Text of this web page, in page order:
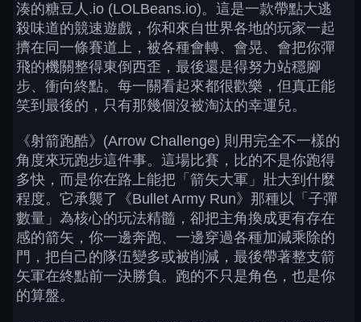
湊的糖豆人.io (LOLBeans.io)。這是一款帶點大逃
殺味道的競速遊戲，你和來自世界各地的玩家一起
擠在同一條賽道上，被各種會轉、會晃、會把你彈
飛的機關整得東倒西歪，最後還是得努力站穩腳
步、衝向終點。每一關看起來都很歡樂，但真正能
笑到最後的，只有那幾個沒被淘汰的幸運兒。
《射箭跑酷》(Arrow Challenge) 則用完全不一樣的
角度來玩跑步這件事。這場比賽，比的不是你跑得
多快，而是你在路上能把「箭矢大軍」壯大到什麼
程度。它承襲了《Bullet Army Run》那種以「子彈
數量」為核心的玩法精髓，卻把主角換成更有存在
感的箭矢，你一邊奔跑、一邊穿過各種加減乘除的
門，把自己的隊伍變多或被削減，最後帶著整支箭
矢軍在終點前一決勝負。跑的不只是角色，也是你
的算盤。